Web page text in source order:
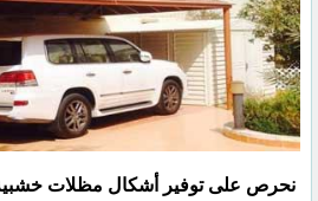
نحرص على توفير أشكال مظلات